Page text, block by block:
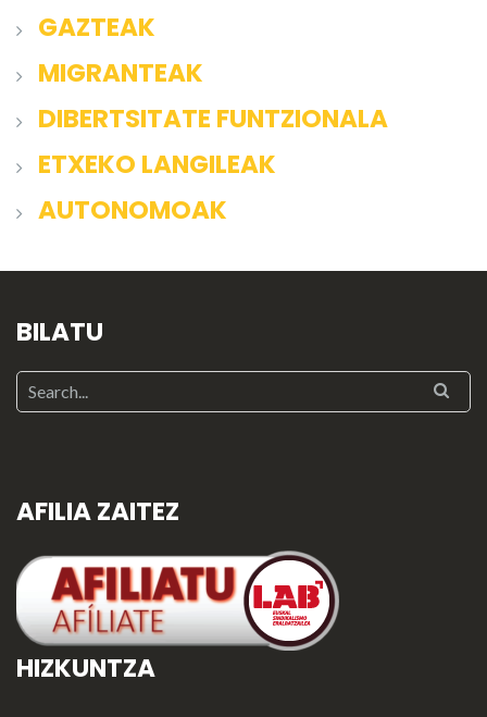
GAZTEAK
MIGRANTEAK
DIBERTSITATE FUNTZIONALA
ETXEKO LANGILEAK
AUTONOMOAK
BILATU
AFILIA ZAITEZ
HIZKUNTZA